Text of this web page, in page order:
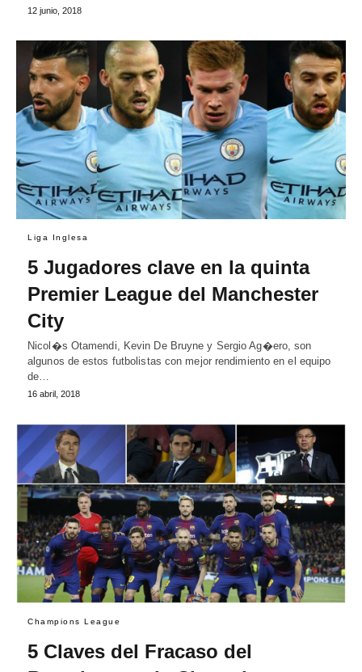
12 junio, 2018
Liga Inglesa
5 Jugadores clave en la quinta
Premier League del Manchester
City
Nicol�s Otamendi, Kevin De Bruyne y Sergio Ag�ero, son
algunos de estos futbolistas con mejor rendimiento en el equipo
de…
16 abril, 2018
Champions League
5 Claves del Fracaso del